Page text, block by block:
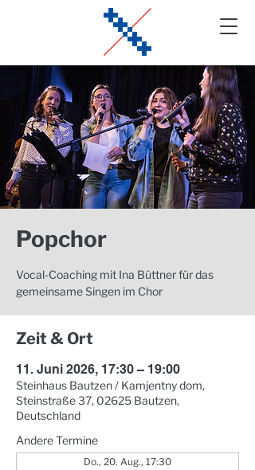
Popchor
Vocal-Coaching mit Ina Büttner für das
gemeinsame Singen im Chor
Zeit & Ort
11. Juni 2026, 17:30 – 19:00
Steinhaus Bautzen / Kamjentny dom,
Steinstraße 37, 02625 Bautzen,
Deutschland
Andere Termine
Do., 20. Aug., 17:30